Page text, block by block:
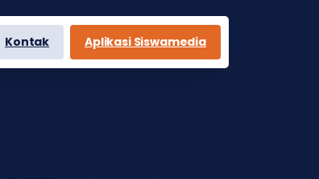
Kontak Aplikasi Siswamedia